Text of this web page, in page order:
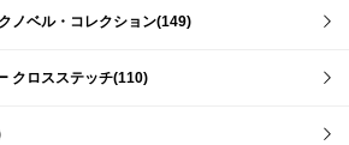
ノベル・コレクション(149)
クロスステッチ(110)